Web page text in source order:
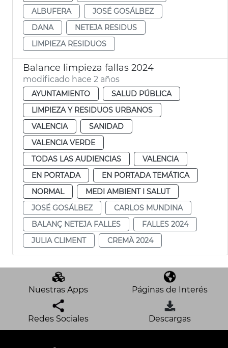
ALBUFERA
JOSÉ GOSÁLBEZ
DANA
NETEJA RESIDUS
LIMPIEZA RESIDUOS
Balance limpieza fallas 2024
modificado hace 2 años
AYUNTAMIENTO
SALUD PÚBLICA
LIMPIEZA Y RESIDUOS URBANOS
VALENCIA
SANIDAD
VALENCIA VERDE
TODAS LAS AUDIENCIAS
VALENCIA
EN PORTADA
EN PORTADA TEMÁTICA
NORMAL
MEDI AMBIENT I SALUT
JOSÉ GOSÁLBEZ
CARLOS MUNDINA
BALANÇ NETEJA FALLES
FALLES 2024
JULIA CLIMENT
CREMÀ 2024
Nuestras Apps Páginas de Interés
Redes Sociales Descargas